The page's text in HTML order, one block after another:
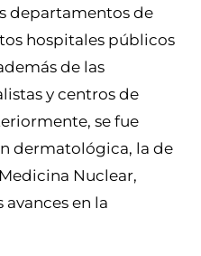
departamentos de
hospitales públicos
de las
y centros de
se fue
dermatológica, la de
Nuclear,
en la